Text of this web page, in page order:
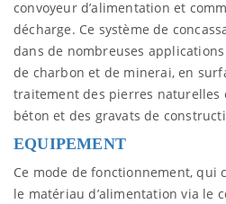
convoyeur d’alimentation et
décharge. Ce système de
dans de nombreuses
de charbon et de minerai, en
traitement des pierres naturelles
béton et des gravats de
EQUIPEMENT
Ce mode de fonctionnement, qui
le matériau d’alimentation via le